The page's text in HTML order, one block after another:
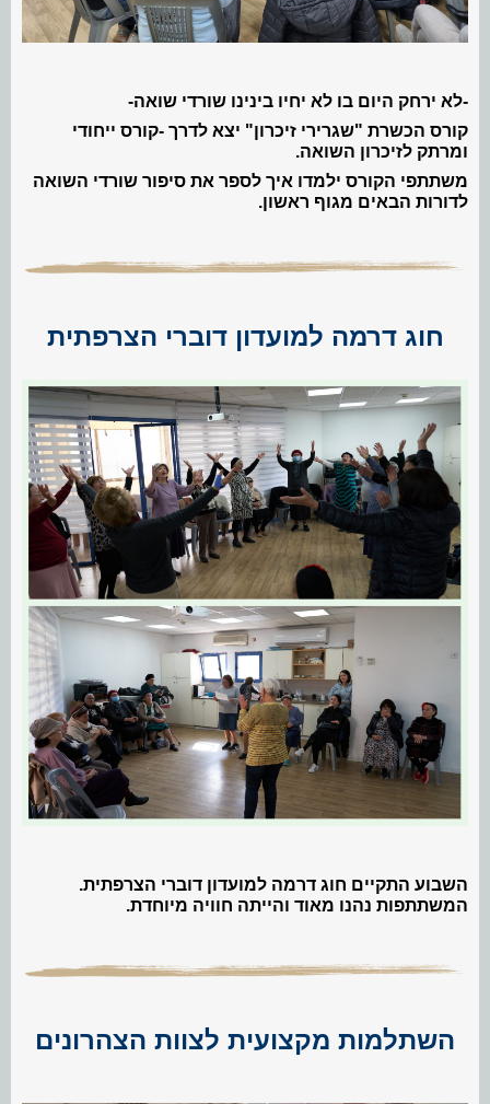
-לא ירחק היום בו לא יחיו בינינו שורדי שואה-
קורס הכשרת "שגרירי זיכרון" יצא לדרך -קורס ייחודי
ומרתק לזיכרון השואה.
משתתפי הקורס ילמדו איך לספר את סיפור שורדי השואה
לדורות הבאים מגוף ראשון.
חוג דרמה למועדון דוברי הצרפתית
השבוע התקיים חוג דרמה למועדון דוברי הצרפתית.
המשתתפות נהנו מאוד והייתה חוויה מיוחדת.
השתלמות מקצועית לצוות הצהרונים